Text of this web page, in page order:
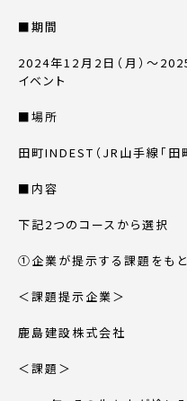
■期間
2024年12月2日（月）～
イベント
■場所
田町INDEST（JR山手線「田
■内容
下記2つのコースから選択
①企業が提示する課題をもと
＜課題提示企業＞
鹿島建設株式会社
＜課題＞